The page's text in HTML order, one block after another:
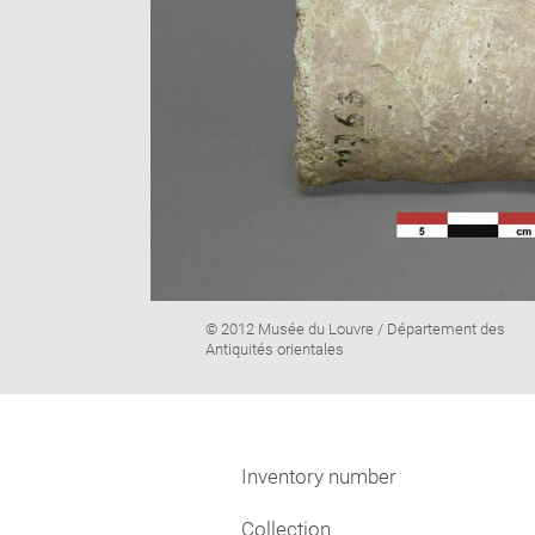
Image
caption:
© 2012 Musée du Louvre / Département des
Antiquités orientales
Inventory number
Collection